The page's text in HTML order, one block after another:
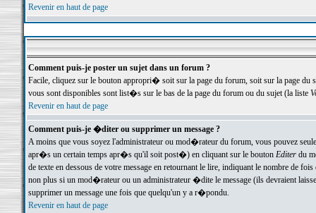
Revenir en haut de page
Comment puis-je poster un sujet dans un forum ?
Facile, cliquez sur le bouton appropri� soit sur la page du forum, soit sur la page du
vous sont disponibles sont list�s sur le bas de la page du forum ou du sujet (la liste
Revenir en haut de page
Comment puis-je �diter ou supprimer un message ?
A moins que vous soyez l'administrateur ou mod�rateur du forum, vous pouvez
apr�s un certain temps apr�s qu'il soit post�) en cliquant sur le bouton Editerdu
de texte en dessous de votre message en retournant le lire, indiquant le nombre
non plus si un mod�rateur ou un administrateur �dite le message (ils devraient
supprimer un message une fois que quelqu'un y a r�pondu.
Revenir en haut de page